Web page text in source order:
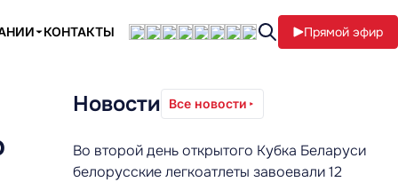
КОНТАКТЫ Прямой эфир
Новости Все новости
Во второй день открытого Кубка Беларуси
белорусские легкоатлеты завоевали 12